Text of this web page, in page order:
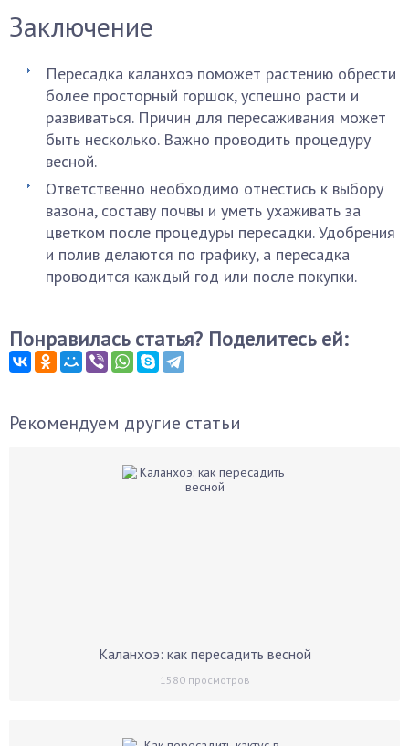
Заключение
Пересадка каланхоэ поможет растению обрести
более просторный горшок, успешно расти и
развиваться. Причин для пересаживания может
быть несколько. Важно проводить процедуру
весной.
Ответственно необходимо отнестись к выбору
вазона, составу почвы и уметь ухаживать за
цветком после процедуры пересадки. Удобрения
и полив делаются по графику, а пересадка
проводится каждый год или после покупки.
Понравилась статья? Поделитесь ей:
Рекомендуем другие статьи
Каланхоэ: как пересадить весной
1580просмотров